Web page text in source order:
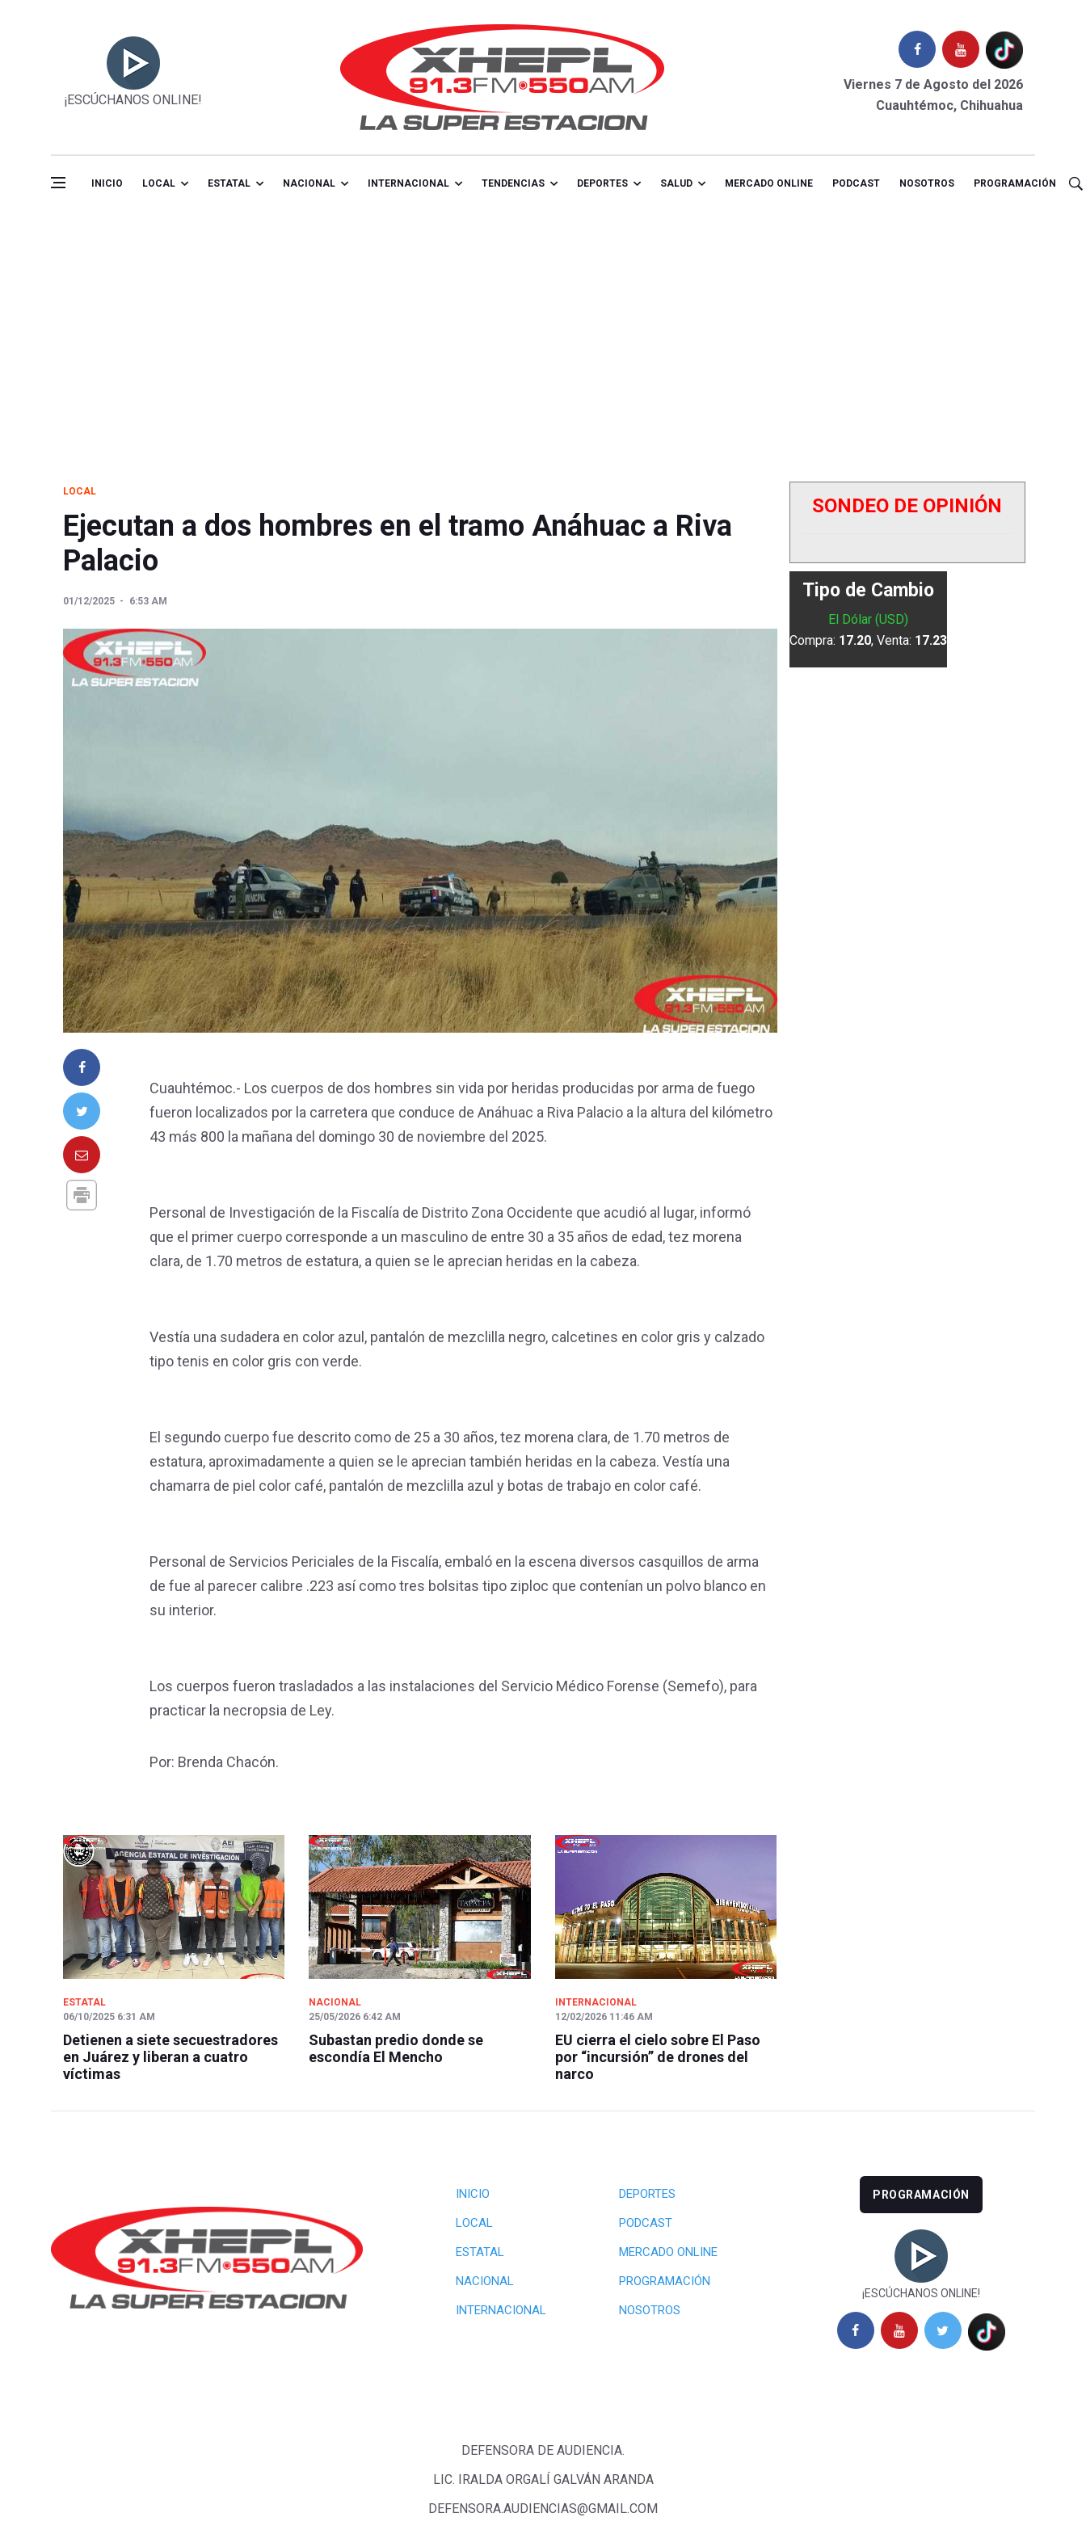
¡ESCÚCHANOS ONLINE!
Viernes 7 de Agosto del 2026
Cuauhtémoc, Chihuahua
INICIO LOCAL ESTATAL NACIONAL INTERNACIONAL TENDENCIAS DEPORTES SALUD MERCADO ONLINE PODCAST NOSOTROS PROGRAMACIÓN
LOCAL
Ejecutan a dos hombres en el tramo Anáhuac a Riva
Palacio
01/12/2025 6:53 AM
Cuauhtémoc.- Los cuerpos de dos hombres sin vida por heridas producidas por arma de fuego
fueron localizados por la carretera que conduce de Anáhuac a Riva Palacio a la altura del kilómetro
43 más 800 la mañana del domingo 30 de noviembre del 2025.
Personal de Investigación de la Fiscalía de Distrito Zona Occidente que acudió al lugar, informó
que el primer cuerpo corresponde a un masculino de entre 30 a 35 años de edad, tez morena
clara, de 1.70 metros de estatura, a quien se le aprecian heridas en la cabeza.
Vestía una sudadera en color azul, pantalón de mezclilla negro, calcetines en color gris y calzado
tipo tenis en color gris con verde.
El segundo cuerpo fue descrito como de 25 a 30 años, tez morena clara, de 1.70 metros de
estatura, aproximadamente a quien se le aprecian también heridas en la cabeza. Vestía una
chamarra de piel color café, pantalón de mezclilla azul y botas de trabajo en color café.
Personal de Servicios Periciales de la Fiscalía, embaló en la escena diversos casquillos de arma
de fue al parecer calibre .223 así como tres bolsitas tipo ziploc que contenían un polvo blanco en
su interior.
Los cuerpos fueron trasladados a las instalaciones del Servicio Médico Forense (Semefo), para
practicar la necropsia de Ley.
Por: Brenda Chacón.
ESTATAL
06/10/2025 6:31 AM
Detienen a siete secuestradores
en Juárez y liberan a cuatro
víctimas
NACIONAL
25/05/2026 6:42 AM
Subastan predio donde se
escondía El Mencho
INTERNACIONAL
12/02/2026 11:46 AM
EU cierra el cielo sobre El Paso
por “incursión” de drones del
narco
SONDEO DE OPINIÓN
Tipo de Cambio
El Dólar (USD)
Compra: 17.20, Venta: 17.23
INICIO
DEPORTES
LOCAL
PODCAST
ESTATAL
MERCADO ONLINE
NACIONAL
PROGRAMACIÓN
INTERNACIONAL
NOSOTROS
PROGRAMACIÓN
¡ESCÚCHANOS ONLINE!
DEFENSORA DE AUDIENCIA.
LIC. IRALDA ORGALÍ GALVÁN ARANDA
DEFENSORA.AUDIENCIAS@GMAIL.COM